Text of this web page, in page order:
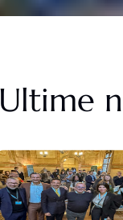
Ultime